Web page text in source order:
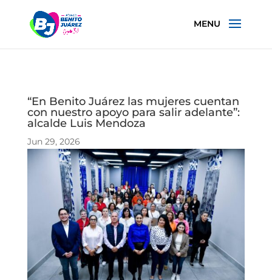
“En Benito Juárez las mujeres cuentan
con nuestro apoyo para salir adelante”:
alcalde Luis Mendoza
Jun 29, 2026